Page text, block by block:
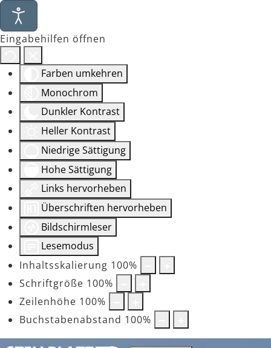
Eingabehilfen öffnen
Farben umkehren
Monochrom
Dunkler Kontrast
Heller Kontrast
Niedrige Sättigung
Hohe Sättigung
Links hervorheben
Überschriften hervorheben
Bildschirmleser
Lesemodus
Inhaltsskalierung 100%
Schriftgröße 100%
Zeilenhöhe 100%
Buchstabenabstand 100%